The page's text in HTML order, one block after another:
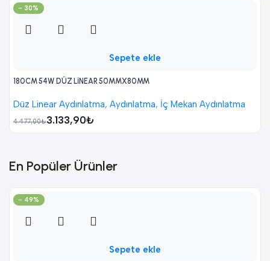
- 30%
Sepete ekle
180CM 54W DÜZ LİNEAR 50MMX80MM
Düz Linear Aydınlatma, Aydınlatma, İç Mekan Aydınlatma
4.477,00₺3.133,90₺
En Popüler Ürünler
- 49%
Sepete ekle